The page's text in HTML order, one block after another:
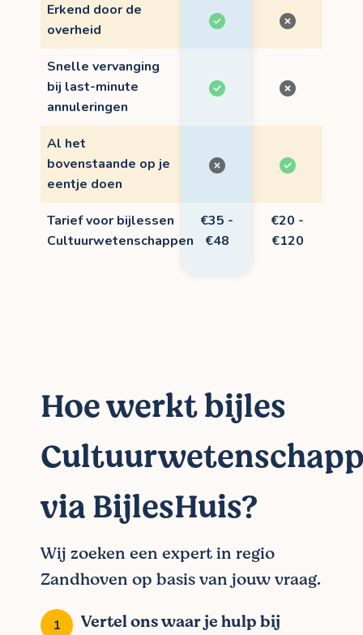
Erkend door de
overheid
Snelle vervanging
bij last-minute
annuleringen
Al het
bovenstaande op je
eentje doen
Tarief voor bijlessen
Cultuurwetenschappen
€35 -
€48
€20 -
€120
Hoe werkt bijles
via BijlesHuis?
Wij zoeken een expert in regio
Zandhoven op basis van jouw vraag.
Vertel ons waar je hulp bij